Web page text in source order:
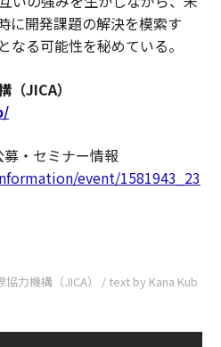
に開発課題の解決を模索す
なる可能性を秘めている。
JICA）
・セミナー情報
event/1581943_23
力機構（JICA） / text by Kana Kub